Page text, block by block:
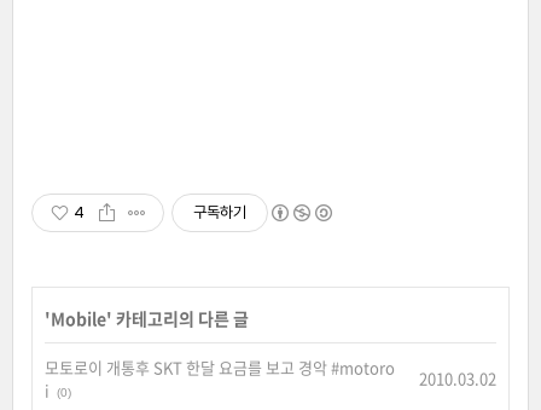
4 구독하기
'Mobile' 카테고리의 다른 글
모토로이 개통후 SKT 한달 요금를 보고 경악 #motoro
i
(0)
2010.03.02